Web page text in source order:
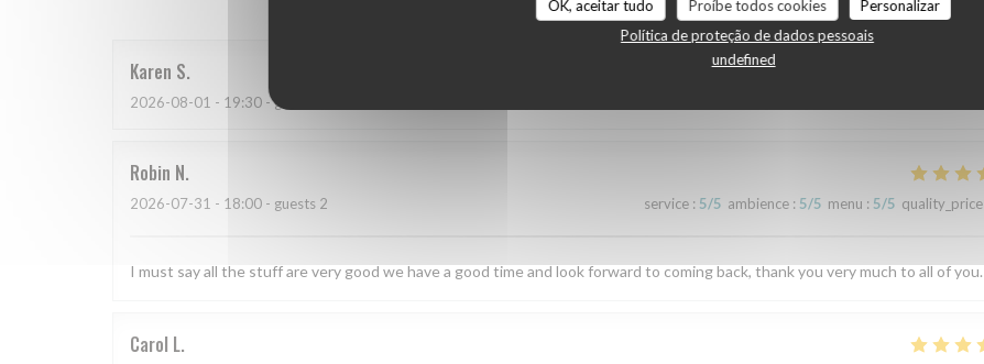
OK, aceitar tudo Proíbe todos cookies
Personalizar
Política de proteção de dados pessoais
undefined
Karen S
2026-08-01 - 19:30 - guests 2
Robin N
2026-07-31 - 18:00 - guests 2 service : 5/5 ambience : 5/5 menu : 5/5 quality_price
I must say all the stuff are very good we have a good time and look forward to coming back, thank you very much to all of you.
Carol L